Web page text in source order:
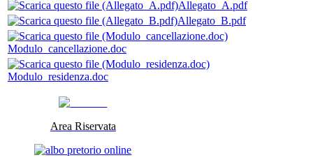
Allegato_A.pdf
Allegato_B.pdf
Modulo_cancellazione.doc
Modulo_residenza.doc
Area Riservata